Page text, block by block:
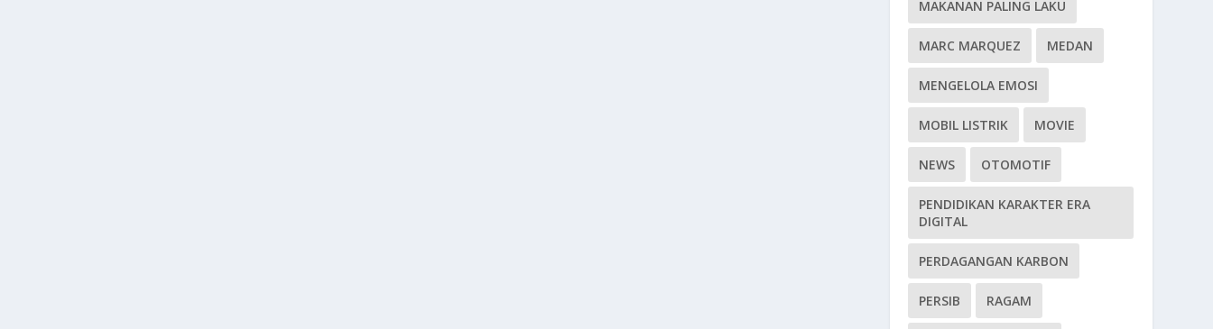
MAKANAN PALING LAKU
MARC MARQUEZ MEDAN
MENGELOLA EMOSI
MOBIL LISTRIK MOVIE
NEWS OTOMOTIF
PENDIDIKAN KARAKTER ERA
DIGITAL
PERDAGANGAN KARBON
PERSIB RAGAM